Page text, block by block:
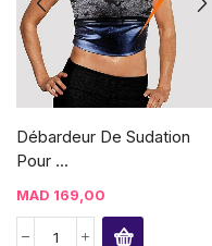
Débardeur De Sudation
Pour ...
MAD 169,00